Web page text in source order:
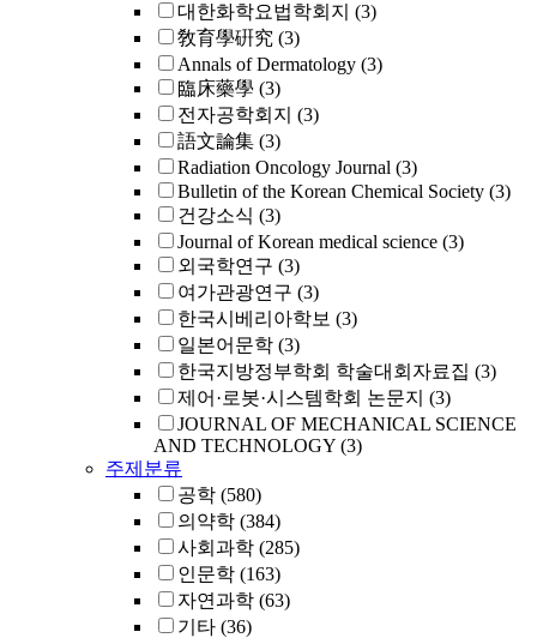
대한화학요법학회지 (3)
敎育學硏究 (3)
Annals of Dermatology (3)
臨床藥學 (3)
전자공학회지 (3)
語文論集 (3)
Radiation Oncology Journal (3)
Bulletin of the Korean Chemical Society (3)
건강소식 (3)
Journal of Korean medical science (3)
외국학연구 (3)
여가관광연구 (3)
한국시베리아학보 (3)
일본어문학 (3)
한국지방정부학회 학술대회자료집 (3)
제어·로봇·시스템학회 논문지 (3)
JOURNAL OF MECHANICAL SCIENCE
AND TECHNOLOGY (3)
주제분류
공학 (580)
의약학 (384)
사회과학 (285)
인문학 (163)
자연과학 (63)
기타 (36)